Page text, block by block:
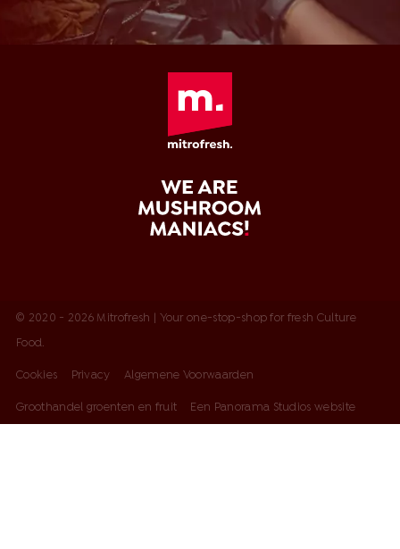
© 2020 - 2026 Mitrofresh | Your one-stop-shop for fresh Culture
Food.
Cookies Privacy Algemene Voorwaarden
Groothandel groenten en fruit Een Panorama Studios website